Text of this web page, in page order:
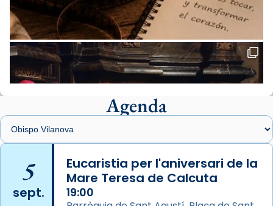
Mons. Sergi Gordo, bisbe de Tortosa, ha
presidit aquest 27 de juliol la missa de Les
Santes de Mataró.
🔗tinyurl.com/cvu5jmbk
📸 J. Merino
de Barcelona.
2 weeks ago
Aquest dilluns, 27 de juliol, ha tingut lloc la
Agenda
5
sept.
Eucaristia per l'aniversari de la
Mare Teresa de Calcuta
19:00